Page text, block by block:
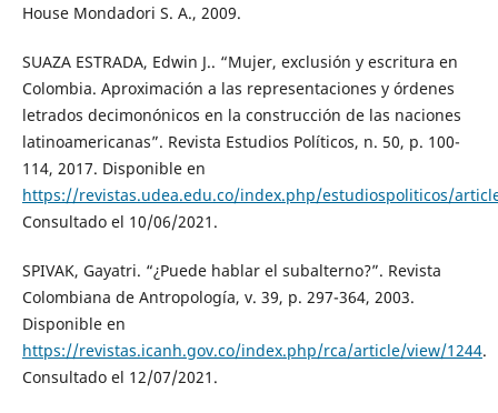
House Mondadori S. A., 2009.
SUAZA ESTRADA, Edwin J.. “Mujer, exclusión y escritura en
Colombia. Aproximación a las representaciones y órdenes
letrados decimonónicos en la construcción de las naciones
latinoamericanas”. Revista Estudios Políticos, n. 50, p. 100-
114, 2017. Disponible en
https://revistas.udea.edu.co/index.php/estudiospoliticos/
Consultado el 10/06/2021.
SPIVAK, Gayatri. “¿Puede hablar el subalterno?”. Revista
Colombiana de Antropología, v. 39, p. 297-364, 2003.
Disponible en
https://revistas.icanh.gov.co/index.php/rca/article/view/1244.
Consultado el 12/07/2021.